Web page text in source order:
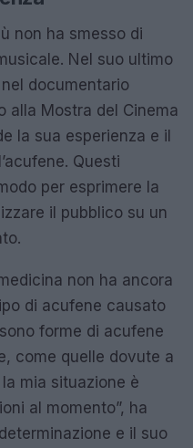
non ha smesso di
Nel suo ultimo
nel documentario
alla Mostra del Cinema
la sua esperienza e il
Questi
per esprimere la
il pubblico su un
non ha ancora
di acufene causato
forme di acufene
come quelle dovute a
mia situazione è
al momento”, ha
e il suo